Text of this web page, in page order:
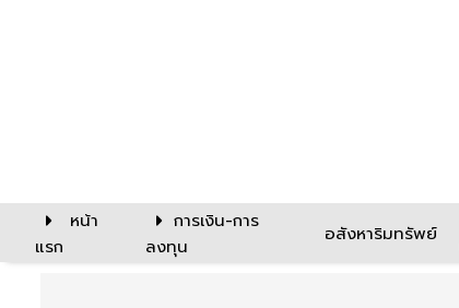
หน้า
แรก
การเงิน-การ
ลงทุน
อสังหาริมทรัพย์